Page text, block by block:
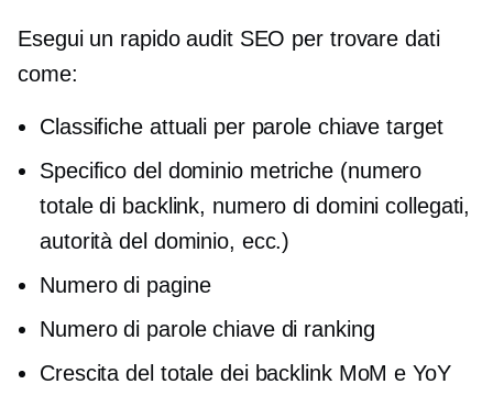
Esegui un rapido audit SEO per trovare dati
come:
Classifiche attuali per parole chiave target
Specifico del dominiometriche (numero
totale di backlink, numero di domini collegati,
autorità del dominio, ecc.)
Numero di pagine
Numero di parole chiave di ranking
Crescita del totale dei backlink MoM e YoY